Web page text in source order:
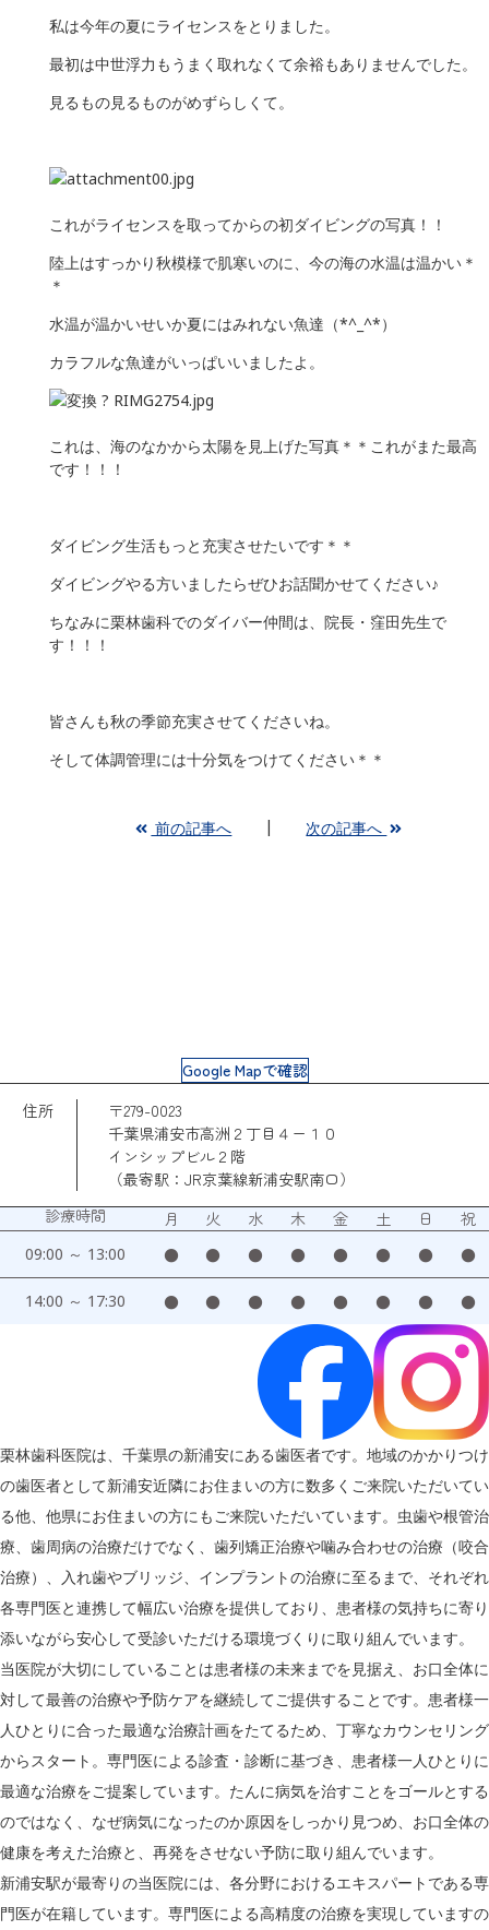
私は今年の夏にライセンスをとりました。
最初は中世浮力もうまく取れなくて余裕もありませんでした。
見るもの見るものがめずらしくて。
これがライセンスを取ってからの初ダイビングの写真！！
陸上はすっかり秋模様で肌寒いのに、今の海の水温は温かい＊
＊
水温が温かいせいか夏にはみれない魚達（*^_^*）
カラフルな魚達がいっぱいいましたよ。
これは、海のなかから太陽を見上げた写真＊＊これがまた最高
です！！！
ダイビング生活もっと充実させたいです＊＊
ダイビングやる方いましたらぜひお話聞かせてください♪
ちなみに栗林歯科でのダイバー仲間は、院長・窪田先生で
す！！！
皆さんも秋の季節充実させてくださいね。
そして体調管理には十分気をつけてください＊＊
前の記事へ 次の記事へ
Google Mapで確認
住所
〒279-0023
千葉県浦安市高洲２丁目４ー１０
インシップビル２階
（最寄駅：JR京葉線新浦安駅南口）
診療時間
月 火 水 木 金 土 日 祝
09:00 ～ 13:00 ● ● ● ● ● ● ● ●
14:00 ～ 17:30 ● ● ● ● ● ● ● ●
栗林歯科医院は、千葉県の新浦安にある歯医者です。地域のかかりつけ
の歯医者として新浦安近隣にお住まいの方に数多くご来院いただいてい
る他、他県にお住まいの方にもご来院いただいています。虫歯や根管治
療、歯周病の治療だけでなく、歯列矯正治療や噛み合わせの治療（咬合
治療）、入れ歯やブリッジ、インプラントの治療に至るまで、それぞれ
各専門医と連携して幅広い治療を提供しており、患者様の気持ちに寄り
添いながら安心して受診いただける環境づくりに取り組んでいます。
当医院が大切にしていることは患者様の未来までを見据え、お口全体に
対して最善の治療や予防ケアを継続してご提供することです。患者様一
人ひとりに合った最適な治療計画をたてるため、丁寧なカウンセリング
からスタート。専門医による診査・診断に基づき、患者様一人ひとりに
最適な治療をご提案しています。たんに病気を治すことをゴールとする
のではなく、なぜ病気になったのか原因をしっかり見つめ、お口全体の
健康を考えた治療と、再発をさせない予防に取り組んでいます。
新浦安駅が最寄りの当医院には、各分野におけるエキスパートである専
門医が在籍しています。専門医による高精度の治療を実現していますの